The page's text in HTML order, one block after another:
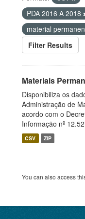
PDA 2016 A 2018
material
Filter Results
Materiais
Disponibiliza os
Administração de
acordo com o
Informação nº
CSV ZIP
You can also access